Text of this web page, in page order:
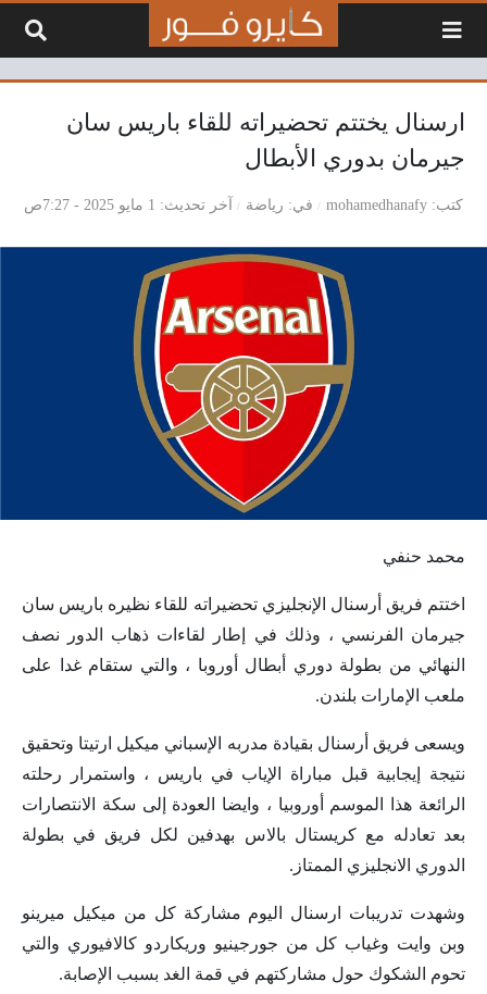
ارسنال يختتم تحضيراته للقاء باريس سان
جيرمان بدوري الأبطال
كتب mohamedhanafy في رياضة آخر تحديث 1 مايو 2025 - 7:27ص
محمد حنفي
اختتم فريق أرسنال الإنجليزي تحضيراته للقاء نظيره باريس سان
جيرمان الفرنسي ، وذلك في إطار لقاءات ذهاب الدور نصف
النهائي من بطولة دوري أبطال أوروبا ، والتي ستقام غدا على
ملعب الإمارات بلندن.
ويسعى فريق أرسنال بقيادة مدربه الإسباني ميكيل ارتيتا وتحقيق
نتيجة إيجابية قبل مباراة الإياب في باريس ، واستمرار رحلته
الرائعة هذا الموسم أوروبيا ، وايضا العودة إلى سكة الانتصارات
بعد تعادله مع كريستال بالاس بهدفين لكل فريق في بطولة
الدوري الانجليزي الممتاز.
وشهدت تدريبات ارسنال اليوم مشاركة كل من ميكيل ميرينو
وبن وايت وغياب كل من جورجينيو وريكاردو كالافيوري والتي
تحوم الشكوك حول مشاركتهم في قمة الغد بسبب الإصابة.